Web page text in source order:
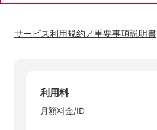
サービス利用規約／重要事項説明書
利用料
月額料金/ID